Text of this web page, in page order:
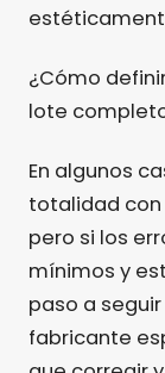
¿Cómo
lote
En algunos
totalidad con
pero si los
mínimos y
paso a
fabricante